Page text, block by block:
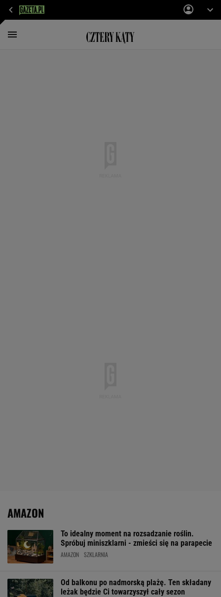
AMAZON
To idealny moment na rozsadzanie roślin.
Spróbuj miniszklarni - zmieści się na parapecie
AMAZON SZKLARNIA
Od balkonu po nadmorską plażę. Ten składany
leżak będzie Ci towarzyszył cały sezon